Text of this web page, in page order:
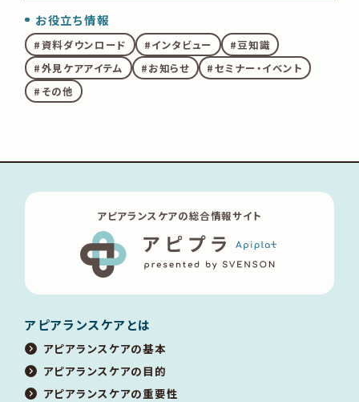
お役立ち情報
資料ダウンロード インタビュー
豆知識
外見ケアアイテム
お知らせ
セミナー・イベント
その他
アピアランスケアの総合情報サイト
アピアランスケアとは
アピアランスケアの基本
アピアランスケアの目的
アピアランスケアの重要性